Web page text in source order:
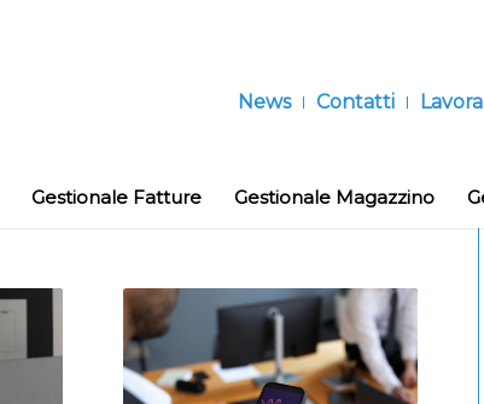
News Contatti
Gestionale Fatture Gestionale Magazzino